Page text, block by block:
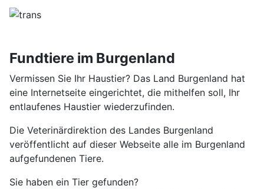
Fundtiere im Burgenland
Vermissen Sie Ihr Haustier? Das Land Burgenland hat
eine Internetseite eingerichtet, die mithelfen soll, Ihr
entlaufenes Haustier wiederzufinden.
Die Veterinärdirektion des Landes Burgenland
veröffentlicht auf dieser Webseite alle im Burgenland
aufgefundenen Tiere.
Sie haben ein Tier gefunden?